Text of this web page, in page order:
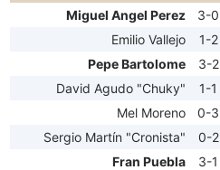
Miguel Angel Perez
3-0
Emilio Vallejo
1-2
Pepe Bartolome
3-2
David Agudo "Chuky"
1-1
Mel Moreno
0-3
Sergio Martín "Cronista"
0-2
Fran Puebla
3-1